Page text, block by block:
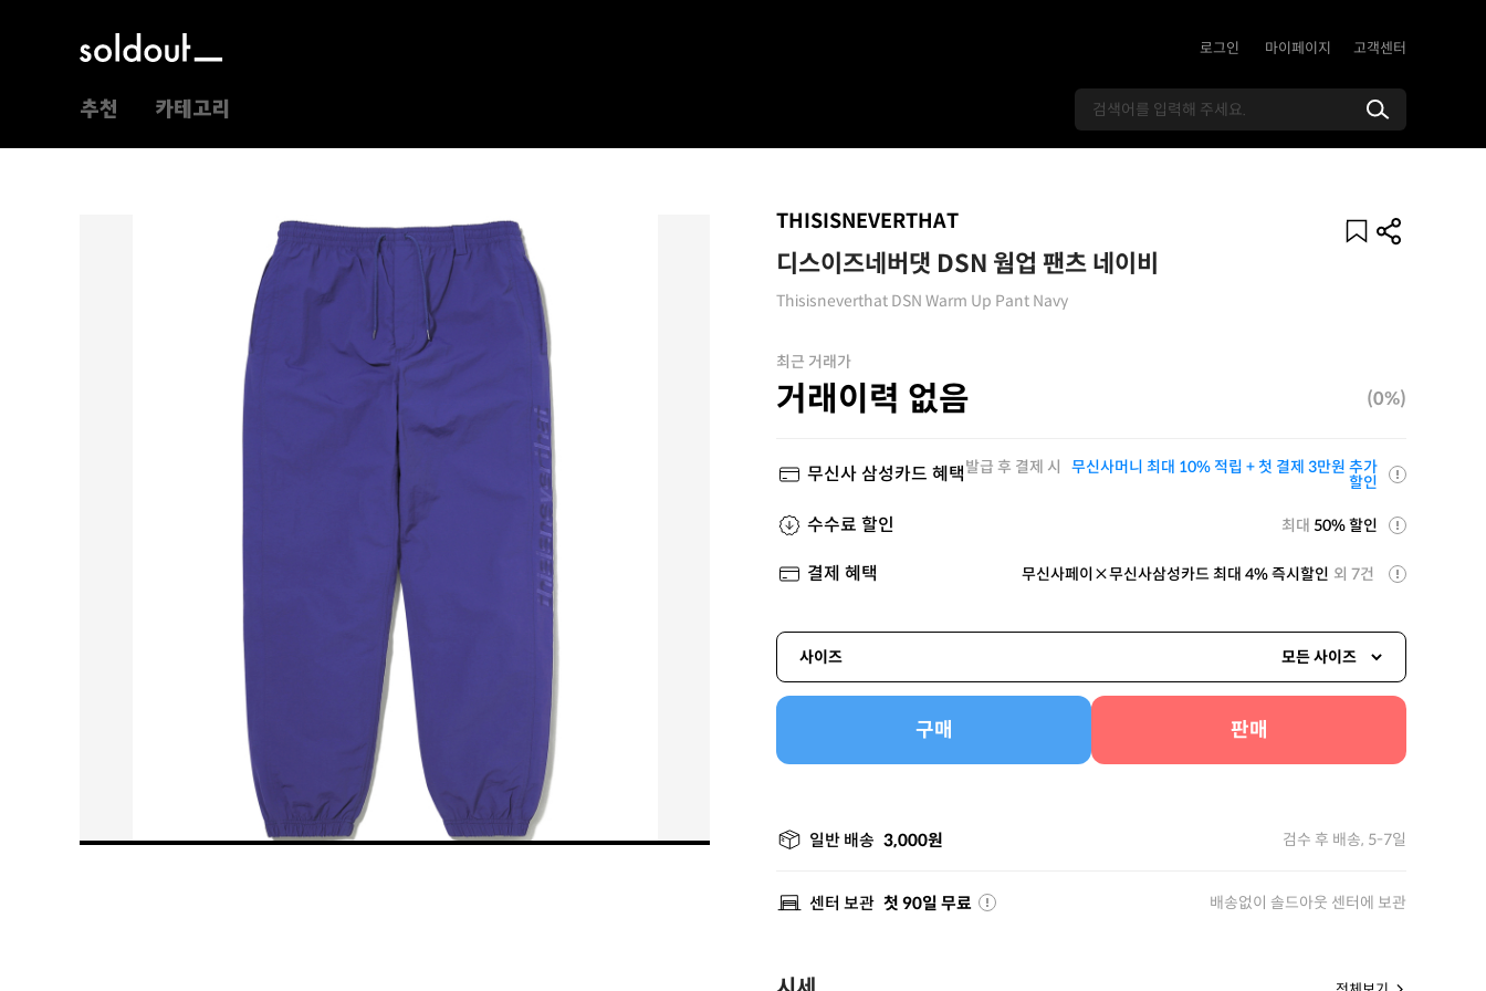
로그인 마이페이지 고객센터
추천 카테고리
THISISNEVERTHAT
디스이즈네버댓 DSN 웜업 팬츠 네이비
Thisisneverthat DSN Warm Up Pant Navy
최근 거래가
거래이력 없음 (0%)
무신사 삼성카드 혜택발급 후 결제 시 무신사머니 최대 10% 적립 + 첫 결제 3만원 추가
할인
수수료 할인 최대 50% 할인
결제 혜택 무신사페이×무신사삼성카드 최대 4% 즉시할인 외 7건
사이즈 모든 사이즈
구매 판매
일반 배송 3,000원 검수 후 배송, 5-7일
센터 보관 첫 90일 무료 배송없이 솔드아웃 센터에 보관